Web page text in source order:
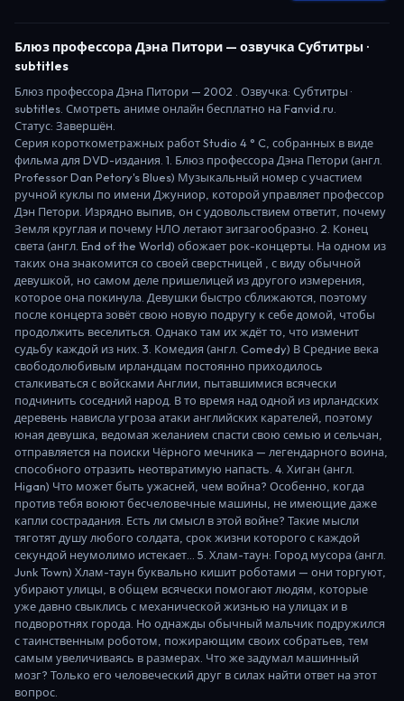
Блюз профессора Дэна Питори — озвучка Субтитры ·
subtitles
Блюз профессора Дэна Питори — 2002 . Озвучка: Субтитры ·
subtitles. Смотреть аниме онлайн бесплатно на Fanvid.ru.
Статус: Завершён.
Серия короткометражных работ Studio 4 ° C, собранных в виде
фильма для DVD-издания. 1. Блюз профессора Дэна Петори (англ.
Professor Dan Petory's Blues) Музыкальный номер с участием
ручной куклы по имени Джуниор, которой управляет профессор
Дэн Петори. Изрядно выпив, он с удовольствием ответит, почему
Земля круглая и почему НЛО летают зигзагообразно. 2. Конец
света (англ. End of the World) обожает рок-концерты. На одном из
таких она знакомится со своей сверстницей , с виду обычной
девушкой, но самом деле пришелицей из другого измерения,
которое она покинула. Девушки быстро сближаются, поэтому
после концерта зовёт свою новую подругу к себе домой, чтобы
продолжить веселиться. Однако там их ждёт то, что изменит
судьбу каждой из них. 3. Комедия (англ. Comedy) В Средние века
свободолюбивым ирландцам постоянно приходилось
сталкиваться с войсками Англии, пытавшимися всячески
подчинить соседний народ. В то время над одной из ирландских
деревень нависла угроза атаки английских карателей, поэтому
юная девушка, ведомая желанием спасти свою семью и сельчан,
отправляется на поиски Чёрного мечника — легендарного воина,
способного отразить неотвратимую напасть. 4. Хиган (англ.
Higan) Что может быть ужасней, чем война? Особенно, когда
против тебя воюют бесчеловечные машины, не имеющие даже
капли сострадания. Есть ли смысл в этой войне? Такие мысли
тяготят душу любого солдата, срок жизни которого с каждой
секундой неумолимо истекает... 5. Хлам-таун: Город мусора (англ.
Junk Town) Хлам-таун буквально кишит роботами — они торгуют,
убирают улицы, в общем всячески помогают людям, которые
уже давно свыклись с механической жизнью на улицах и в
подворотнях города. Но однажды обычный мальчик подружился
с таинственным роботом, пожирающим своих собратьев, тем
самым увеличиваясь в размерах. Что же задумал машинный
мозг? Только его человеческий друг в силах найти ответ на этот
вопрос.